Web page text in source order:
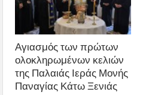
Αγιασμός των πρώτων
ολοκληρωμένων κελιών
της Παλαιάς Ιεράς Μονής
Παναγίας Κάτω Ξενιάς